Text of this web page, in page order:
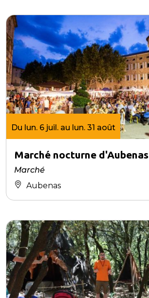
Du lun. 6 juil. au lun. 31 août
Marché nocturne d'Aubenas
Marché
Aubenas